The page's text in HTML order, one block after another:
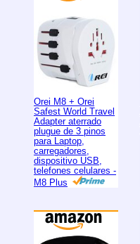
Orei M8 + Orei
Safest World Travel
Adapter aterrado
plugue de 3 pinos
para Laptop,
carregadores,
dispositivo USB,
telefones celulares -
M8 Plus